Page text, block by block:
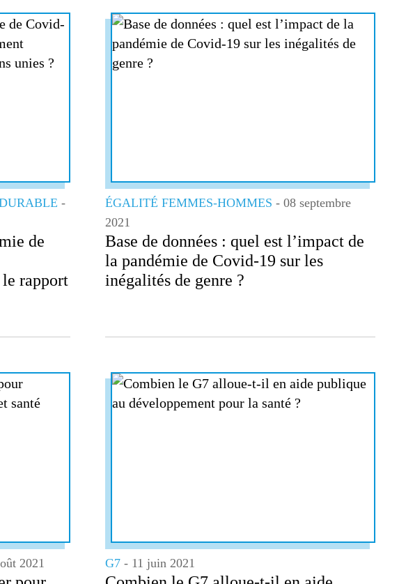
-
de
rapport
ÉGALITÉ FEMMES-HOMMES - 08 septembre
2021
Base de données : quel est l’impact de
la pandémie de Covid-19 sur les
inégalités de genre ?
2021 G7 - 11 juin 2021